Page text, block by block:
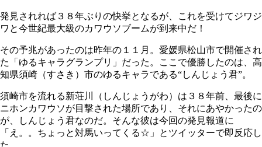
発見されれば３８年ぶりの快挙となるが、これを受けてジワジ
ワと今世紀最大級のカワウソブームが到来中だ！
その予兆があったのは昨年の１１月。愛媛県松山市で開催され
た「ゆるキャラグランプリ」だった。ここで優勝したのは、高
知県須崎（すさき）市のゆるキャラである“しんじょう君”。
須崎市を流れる新荘川（しんじょうがわ）は３８年前、最後に
ニホンカワウソが目撃された場所であり、それにあやかったの
が、しんじょう君なのだ。そんな彼は今回の発見報道に
「え。。ちょっと対馬いってくる☆」とツイッターで即反応し
た。